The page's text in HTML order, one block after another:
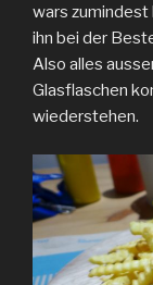
wars zumindest
ihn bei der
Also alles
Glasflaschen
wiederstehen.